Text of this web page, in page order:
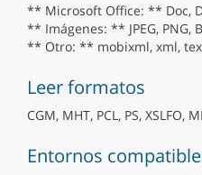
** Microsoft Office: ** Doc,
** Imágenes: ** JPEG, PNG,
** Otro: ** mobixml, xml,
Leer formatos
CGM, MHT, PCL, PS, XSLFO,
Entornos